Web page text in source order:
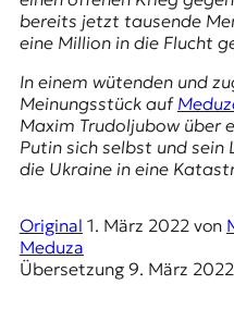
e
r
|
D
K
O
bereits jetzt tausende
eine Million in die Flucht
In einem wütenden und
Meinungsstück auf
Maxim Trudoljubow über
Putin sich selbst und
die Ukraine in eine
Original 1. März 2022von
Meduza
Übersetzung 9. März 2022